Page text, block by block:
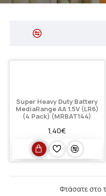
Super Heavy Duty Battery
MediaRange AA 1.5V (LR6)
(4 Pack) (MRBAT144)
1,40€
Φτάσατε στο